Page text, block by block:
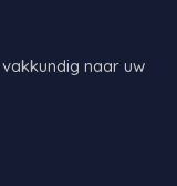
naar uw